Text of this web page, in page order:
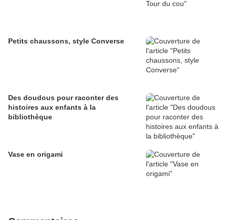
Petits chaussons, style Converse
Des doudous pour raconter des
histoires aux enfants à la
bibliothèque
Vase en origami